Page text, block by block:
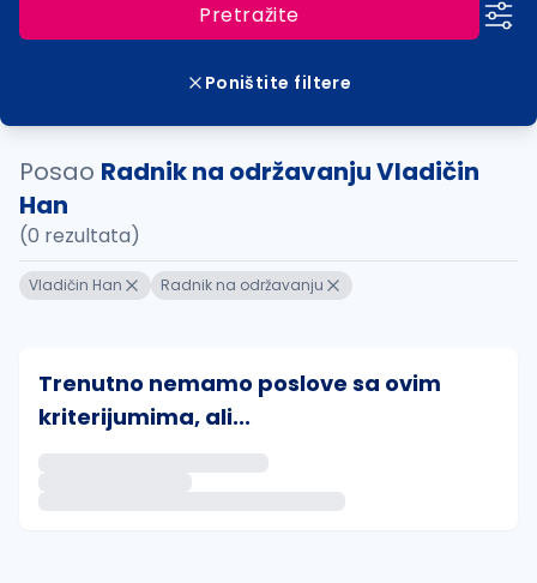
Pretražite
Poništite filtere
Posao Radnik na održavanju Vladičin
Han
(0 rezultata)
Vladičin Han Radnik na održavanju
Trenutno nemamo poslove sa ovim
kriterijumima, ali...